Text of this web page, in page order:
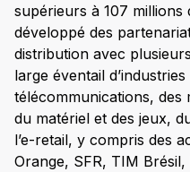
supérieurs à 107 millions
développé des
distribution avec
large éventail
télécommunications, des
du matériel et des jeux,
l’e-retail, y compris des
Orange, SFR, TIM